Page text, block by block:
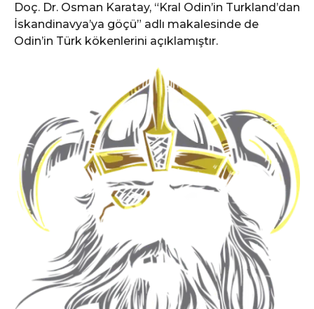
Doç. Dr. Osman Karatay, “Kral Odin’in Turkland’dan
İskandinavya’ya göçü” adlı makalesinde de
Odin’in Türk kökenlerini açıklamıştır.